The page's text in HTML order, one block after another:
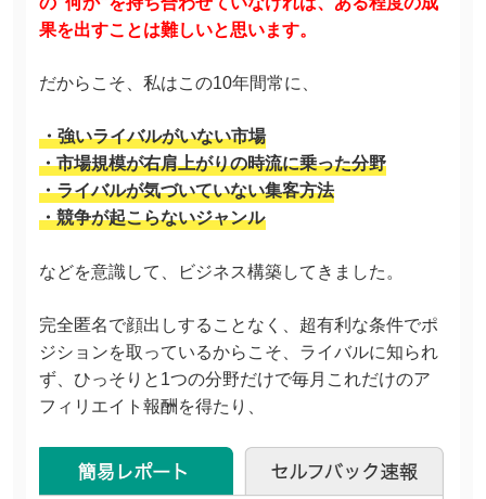
果を出すことは難しいと思います。
だからこそ、私はこの10年間常に、
・強いライバルがいない市場
・市場規模が右肩上がりの時流に乗った分野
・ライバルが気づいていない集客方法
・競争が起こらないジャンル
などを意識して、ビジネス構築してきました。
完全匿名で顔出しすることなく、超有利な条件でポ
ジションを取っているからこそ、ライバルに知られ
ず、ひっそりと1つの分野だけで毎月これだけのア
フィリエイト報酬を得たり、